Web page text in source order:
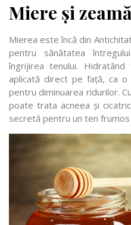
Miere și
Mierea este încă din
pentru sănătatea
îngrijirea tenului.
aplicată direct pe față, ca o
pentru diminuarea ridurilor.
poate trata acneea și
secretă pentru un ten frumos